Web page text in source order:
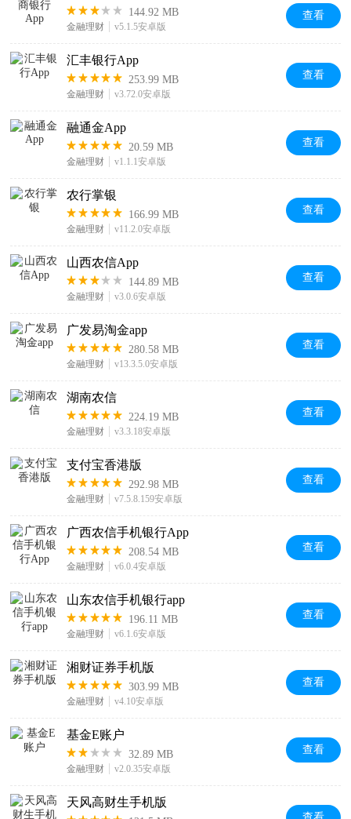
144.92 MB
金融理财 v5.1.5安卓版
查看
汇丰银行App
253.99 MB
金融理财 v3.72.0安卓版
查看
融通金App
20.59 MB
金融理财 v1.1.1安卓版
查看
农行掌银
166.99 MB
金融理财 v11.2.0安卓版
查看
山西农信App
144.89 MB
金融理财 v3.0.6安卓版
查看
广发易淘金app
280.58 MB
金融理财 v13.3.5.0安卓版
查看
湖南农信
224.19 MB
金融理财 v3.3.18安卓版
查看
支付宝香港版
292.98 MB
金融理财 v7.5.8.159安卓版
查看
广西农信手机银行App
208.54 MB
金融理财 v6.0.4安卓版
查看
山东农信手机银行app
196.11 MB
金融理财 v6.1.6安卓版
查看
湘财证券手机版
303.99 MB
金融理财 v4.10安卓版
查看
基金E账户
32.89 MB
金融理财 v2.0.35安卓版
查看
天风高财生手机版